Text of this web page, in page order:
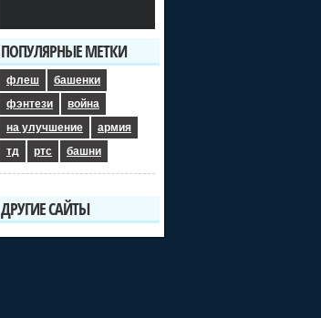
Башни против монстр…
ПОПУЛЯРНЫЕ МЕТКИ
флеш
башенки
фэнтези
война
на улучшение
армия
тд
ртс башни
ДРУГИЕ САЙТЫ